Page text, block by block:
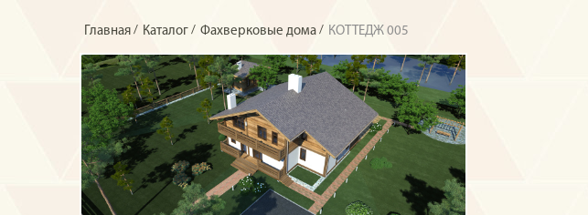
Главная / Каталог / Фахверковые дома / КОТТЕДЖ 005